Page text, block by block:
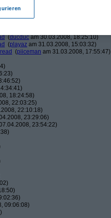
am 30.03.2008, 16:00:59)
(ducducam 30.03.2008, 18:25:10)
(playaz am 31.03.2008, 15:03:32)
(piiceman am 31.03.2008, 17:55:47)
18:24:58)
22:03:25)
22:10:18)
23:29:06)
23:54:22)
09:06:08)